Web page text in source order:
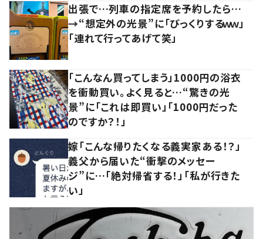
出張で…列車の指定席を予約したら…
→“想定外の光景”に「びっくりするｗｗ」
「連れて行ってあげて笑」
「こんなん買ってしまう」1000円の浴衣
を衝動買い。よく見ると…“驚きの光
景”に「これは即買い」「1000円だった
のですか？！」
嫁「こんな帰りたくなる義実家ある！？」
義父から届いた“衝撃のメッセー
ジ”に…「絶対帰省する！」「私が行きた
い」